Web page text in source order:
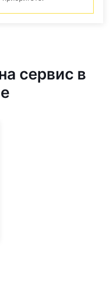
сервис в